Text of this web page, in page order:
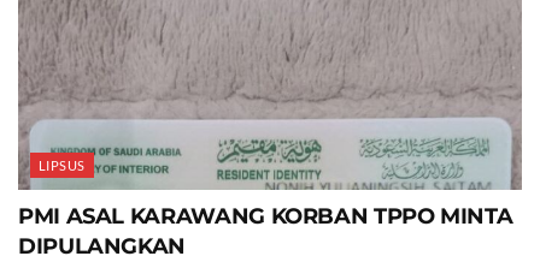
LIPSUS
PMI ASAL KARAWANG KORBAN TPPO MINTA
DIPULANGKAN